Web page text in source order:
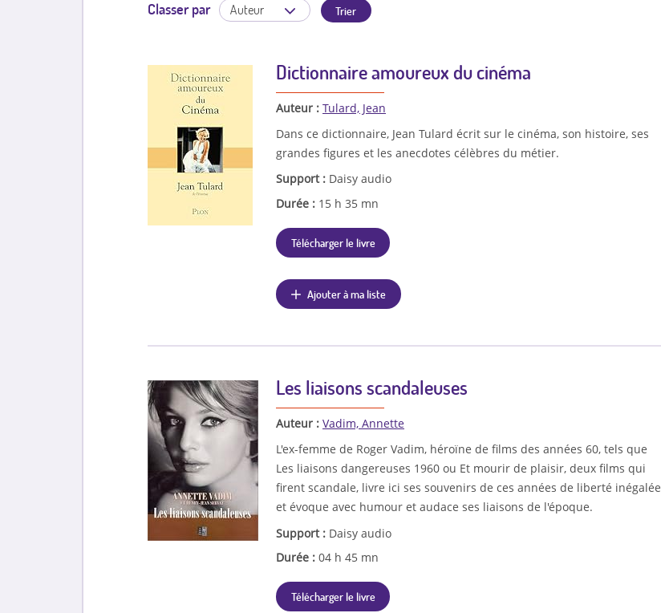
Classer par
Dictionnaire amoureux du cinéma
Auteur : Tulard, Jean
Dans ce dictionnaire, Jean Tulard écrit sur le cinéma, son histoire, ses
grandes figures et les anecdotes célèbres du métier.
Support : Daisy audio
Durée : 15 h 35 mn
Télécharger le livre
Ajouter à ma liste
Les liaisons scandaleuses
Auteur : Vadim, Annette
L'ex-femme de Roger Vadim, héroïne de films des années 60, tels que
Les liaisons dangereuses 1960 ou Et mourir de plaisir, deux films qui
firent scandale, livre ici ses souvenirs de ces années de liberté inégalée
et évoque avec humour et audace ses liaisons de l'époque.
Support : Daisy audio
Durée : 04 h 45 mn
Télécharger le livre